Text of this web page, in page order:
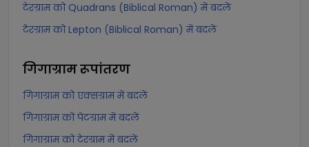
टेरग्राम को Quadrans (Biblical Roman) में बदलें
टेरग्राम को Lepton (Biblical Roman) में बदलें
गिगाग्रामरूपांतरण
गिगाग्राम को एक्सग्राम में बदलें
गिगाग्राम को पेटग्राम में बदलें
गिगाग्राम को टेरग्राम में बदलें